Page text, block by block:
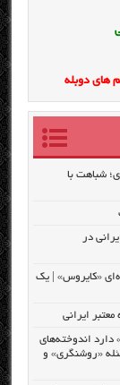
های دوبله
شباهت با
در
«کایروس» | یک
اندوخته‌های
«روشنگری» و